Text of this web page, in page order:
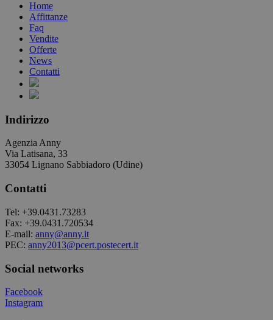
Home
Affittanze
Faq
Vendite
Offerte
News
Contatti
Indirizzo
Agenzia Anny
Via Latisana, 33
33054 Lignano Sabbiadoro (Udine)
Contatti
Tel: +39.0431.73283
Fax: +39.0431.720534
E-mail: anny@anny.it
PEC: anny2013@pcert.postecert.it
Social networks
Facebook
Instagram